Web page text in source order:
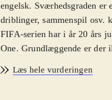
engelsk. Sværhedsgraden er
driblinger, sammenspil osv.
FIFA-serien har i år 20 års
One. Grundlæggende er der
sæsonen er med, så
Læs hele vurderingen